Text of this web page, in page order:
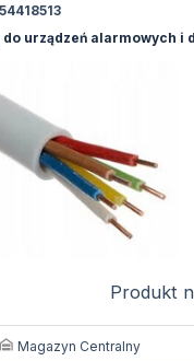
do urządzeń alarmowych i
Produkt
Magazyn Centralny